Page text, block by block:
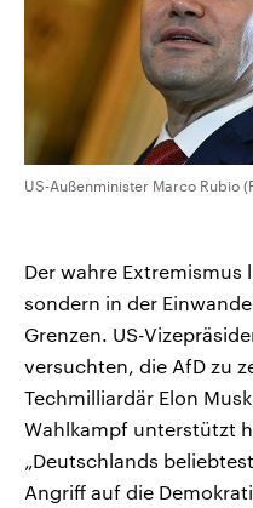
US-Außenminister Marco Rubio
Der wahre Extremismus
sondern in der
Grenzen. US-
versuchten, die AfD zu
Techmilliardär Elon
Wahlkampf unterstützt
„Deutschlands
Angriff auf die